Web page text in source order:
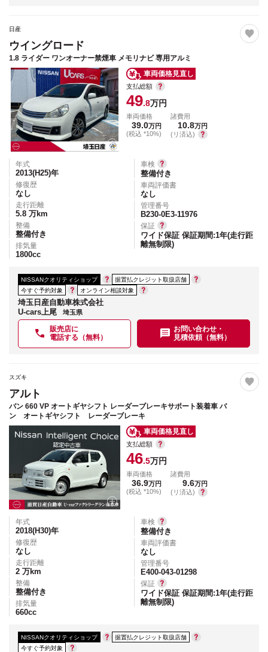
日産
ウイングロード
1.8 ライダー ワンオーナー禁煙車 メモリナビ 専用アルミ
車両価格見直し
支払総額
49.8万円
車両価格
39.0万円
(税込 *10%)
諸費用
10.8万円
(リ済込)
年式
2013(H25)年
修復歴
なし
走行距離
5.8 万km
整備
整備付き
排気量
1800cc
車検
整備付き
車両評価書
なし
管理番号
B230-0E3-11976
保証
ワイド保証 保証期間:1年(走行距
離無制限)
NISSANクオリティショップ
据置払クレジット取扱店舗
今すぐ予約対象
オンライン相談対象
埼玉日産自動車株式会社
U-cars上尾
埼玉県
販売店に
電話する（無料）
お問い合わせ・
見積依頼（無料）
スズキ
アルト
バン 660 VP オートギヤシフト レーダーブレーキサポート装着車 バ
ン オートギヤシフト レーダーブレーキ
車両価格見直し
支払総額
46.5万円
車両価格
36.9万円
(税込 *10%)
諸費用
9.6万円
(リ済込)
年式
2018(H30)年
修復歴
なし
走行距離
2 万km
整備
整備付き
排気量
660cc
車検
整備付き
車両評価書
なし
管理番号
E400-043-01298
保証
ワイド保証 保証期間:1年(走行距
離無制限)
NISSANクオリティショップ
据置払クレジット取扱店舗
今すぐ予約対象